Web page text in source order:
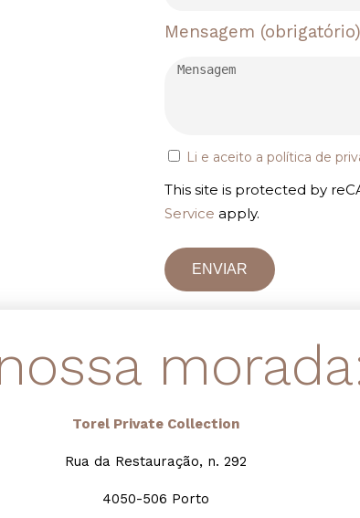
Mensagem (obrigatório)
Li e aceito a política de
This site is protected by
Service apply.
ENVIAR
Torel Private Collection
Rua da Restauração, n. 292
4050-506 Porto